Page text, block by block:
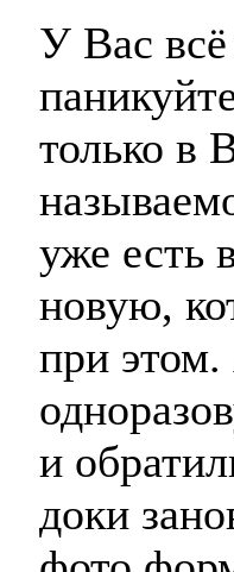
У Вас
только в
уже есть
новую,
при
и
доки